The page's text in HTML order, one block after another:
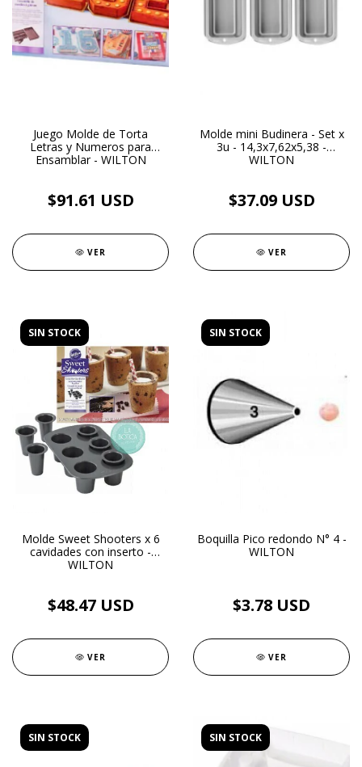
Juego Molde de Torta
Letras y Numeros para
Ensamblar - WILTON
$91.61 USD
VER
Molde mini Budinera - Set x
3u - 14,3x7,62x5,38 -
WILTON
$37.09 USD
VER
SIN STOCK
Molde Sweet Shooters x 6
cavidades con inserto -
WILTON
$48.47 USD
VER
SIN STOCK
Boquilla Pico redondo N° 4 -
WILTON
$3.78 USD
VER
SIN STOCK SIN STOCK